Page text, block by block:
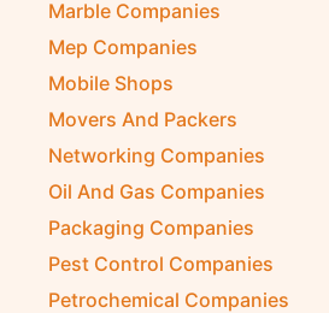
Marble Companies
Mep Companies
Mobile Shops
Movers And Packers
Networking Companies
Oil And Gas Companies
Packaging Companies
Pest Control Companies
Petrochemical Companies